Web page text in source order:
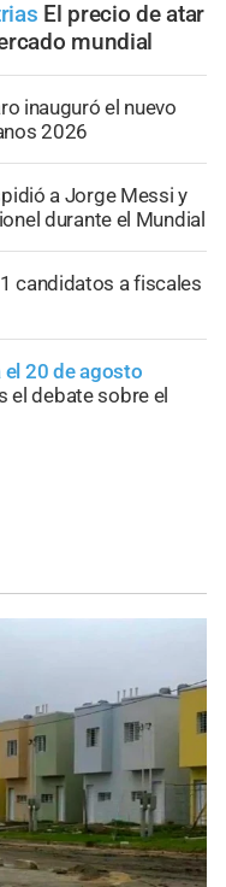
El precio de atar
mundial
inauguró el nuevo
2026
a Jorge Messi y
durante el Mundial
candidatos a fiscales
20 de agosto
el debate sobre el